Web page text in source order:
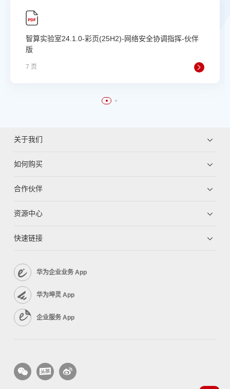
智算实验室24.1.0-彩页(25H2)-网络安全协调指挥-伙伴
版
7 页
关于我们
如何购买
合作伙伴
资源中心
快速链接
华为企业业务 App
华为坤灵 App
企业服务 App